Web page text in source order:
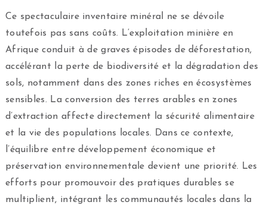
Ce spectaculaire inventaire minéral ne se dévoile
toutefois pas sans coûts. L’exploitation minière en
Afrique conduit à de graves épisodes de déforestation,
accélérant la perte de biodiversité et la dégradation des
sols, notamment dans des zones riches en écosystèmes
sensibles. La conversion des terres arables en zones
d’extraction affecte directement la sécurité alimentaire
et la vie des populations locales. Dans ce contexte,
l’équilibre entre développement économique et
préservation environnementale devient une priorité. Les
efforts pour promouvoir des pratiques durables se
multiplient, intégrant les communautés locales dans la